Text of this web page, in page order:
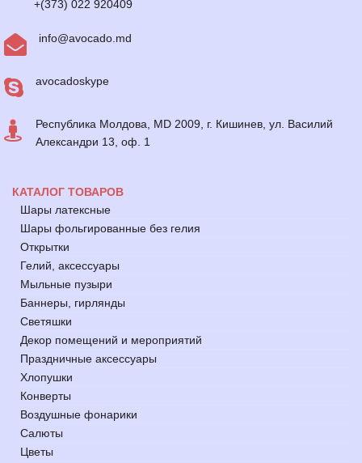
+(373) 022 920409
info@avocado.md
avocadoskype
Республика Молдова, MD 2009, г. Кишинев, ул. Василий
Александри 13, оф. 1
КАТАЛОГ ТОВАРОВ
Шары латексные
Шары фольгированные без гелия
Открытки
Гелий, аксессуары
Мыльные пузыри
Баннеры, гирлянды
Светяшки
Декор помещений и мероприятий
Праздничные аксессуары
Хлопушки
Конверты
Воздушные фонарики
Салюты
Цветы